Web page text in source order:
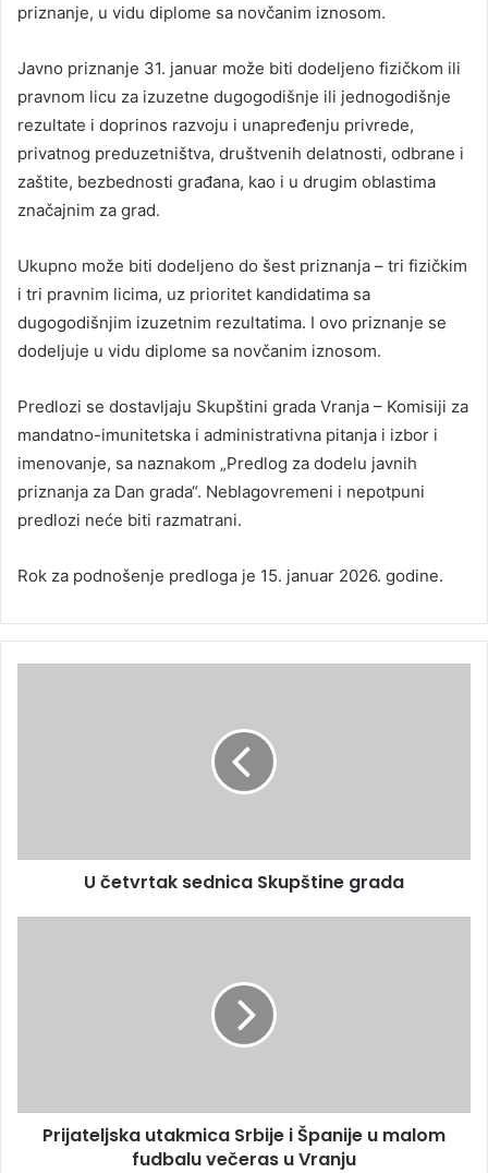
priznanje, u vidu diplome sa novčanim iznosom.
Javno priznanje 31. januar može biti dodeljeno fizičkom ili
pravnom licu za izuzetne dugogodišnje ili jednogodišnje
rezultate i doprinos razvoju i unapređenju privrede,
privatnog preduzetništva, društvenih delatnosti, odbrane i
zaštite, bezbednosti građana, kao i u drugim oblastima
značajnim za grad.
Ukupno može biti dodeljeno do šest priznanja – tri fizičkim
i tri pravnim licima, uz prioritet kandidatima sa
dugogodišnjim izuzetnim rezultatima. I ovo priznanje se
dodeljuje u vidu diplome sa novčanim iznosom.
Predlozi se dostavljaju Skupštini grada Vranja – Komisiji za
mandatno-imunitetska i administrativna pitanja i izbor i
imenovanje, sa naznakom „Predlog za dodelu javnih
priznanja za Dan grada“. Neblagovremeni i nepotpuni
predlozi neće biti razmatrani.
Rok za podnošenje predloga je 15. januar 2026. godine.
U četvrtak sednica Skupštine grada
Prijateljska utakmica Srbije i Španije u malom
fudbalu večeras u Vranju